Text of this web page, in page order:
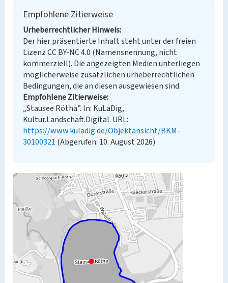
Empfohlene Zitierweise
Urheberrechtlicher Hinweis
Der hier präsentierte Inhalt steht unter der freien
Lizenz CC BY-NC 4.0 (Namensnennung, nicht
kommerziell). Die angezeigten Medien unterliegen
möglicherweise zusätzlichen urheberrechtlichen
Bedingungen, die an diesen ausgewiesen sind.
Empfohlene Zitierweise
„Stausee Rötha”. In: KuLaDig,
Kultur.Landschaft.Digital. URL:
https://www.kuladig.de/Objektansicht/BKM-
30100321 (Abgerufen: 10. August 2026)